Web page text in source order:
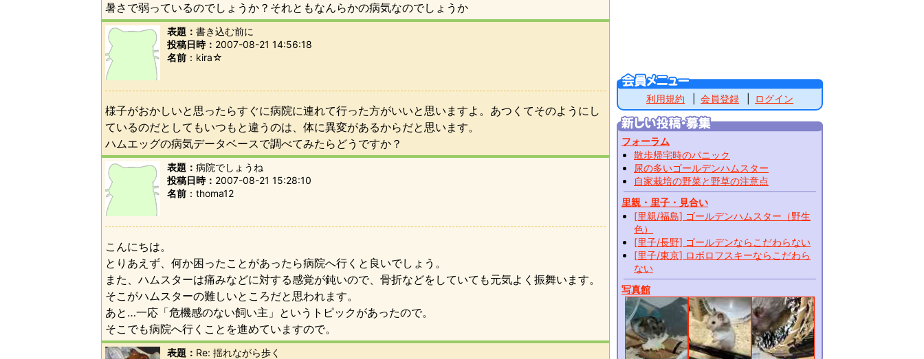
暑さで弱っているのでしょうか？それともなんらかの病気なのでしょうか
表題： 書き込む前に
投稿日時： 2007-08-21 14:56:18
名前
kira☆
様子がおかしいと思ったらすぐに病院に連れて行った方がいいと思いますよ。あつくてそのようにし
ているのだとしてもいつもと違うのは、体に異変があるからだと思います。
ハムエッグの病気データベースで調べてみたらどうですか？
表題： 病院でしょうね
投稿日時： 2007-08-21 15:28:10
名前
thoma12
こんにちは。
とりあえず、何か困ったことがあったら病院へ行くと良いでしょう。
また、ハムスターは痛みなどに対する感覚が鈍いので、骨折などをしていても元気よく振舞います。
そこがハムスターの難しいところだと思われます。
あと…一応「危機感のない飼い主」というトピックがあったので。
そこでも病院へ行くことを進めていますので。
表題： Re: 揺れながら歩く
利用規約 会員登録 ログイン
フォーラム
散歩帰宅時のパニック
尿の多いゴールデンハムスター
自家栽培の野菜と野草の注意点
里親・里子・見合い
[里親/福島] ゴールデンハムスター（野生
色）
[里子/長野] ゴールデンならこだわらない
[里子/東京] ロボロフスキーならこだわら
ない
写真館